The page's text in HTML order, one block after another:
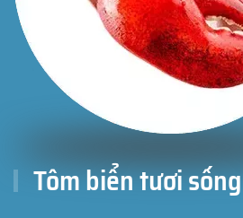
Tôm biển tươi sống